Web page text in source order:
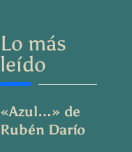
Lo más
leído
«Azul…» de
Rubén Darío